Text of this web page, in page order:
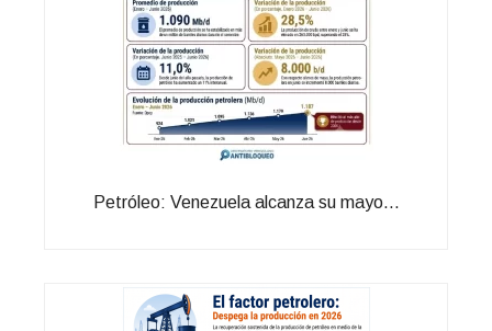
Petróleo: Venezuela alcanza su mayo...